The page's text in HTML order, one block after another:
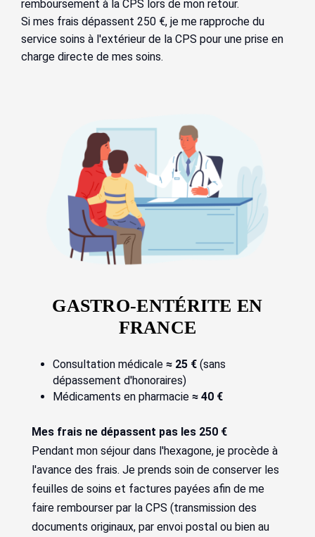
remboursement à la CPS lors de mon retour.
Si mes frais dépassent 250 €, je me rapproche du
service soins à l'extérieur de la CPS pour une prise en
charge directe de mes soins.
GASTRO-ENTÉRITE EN
FRANCE
Consultation médicale ≈ 25 € (sans
dépassement d'honoraires)
Médicaments en pharmacie ≈ 40 €
Mes frais ne dépassent pas les 250 €
Pendant mon séjour dans l'hexagone, je procède à
l'avance des frais. Je prends soin de conserver les
feuilles de soins et factures payées afin de me
faire rembourser par la CPS (transmission des
documents originaux, par envoi postal ou bien au